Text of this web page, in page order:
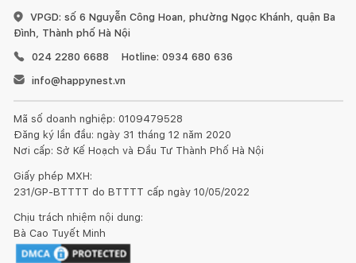
VPGD: số 6 Nguyễn Công Hoan, phường Ngọc Khánh, quận Ba
Đình, Thành phố Hà Nội
024 2280 6688
Hotline: 0934 680 636
info@happynest.vn
Mã số doanh nghiệp: 0109479528
Đăng ký lần đầu: ngày 31 tháng 12 năm 2020
Nơi cấp: Sở Kế Hoạch và Đầu Tư Thành Phố Hà Nội
Giấy phép MXH:
231/GP-BTTTT do BTTTT cấp ngày 10/05/2022
Chịu trách nhiệm nội dung:
Bà Cao Tuyết Minh